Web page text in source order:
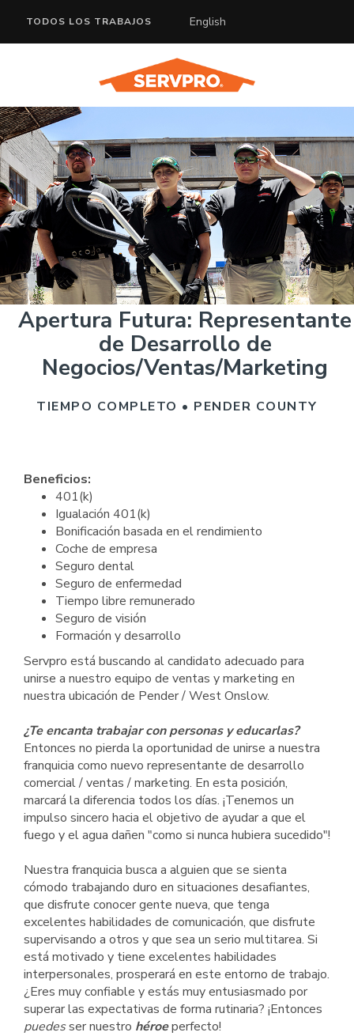
TODOS LOS TRABAJOS English
Apertura Futura: Representante
de Desarrollo de
Negocios/Ventas/Marketing
TIEMPO COMPLETO • PENDER COUNTY
Beneficios:
401(k)
Igualación 401(k)
Bonificación basada en el rendimiento
Coche de empresa
Seguro dental
Seguro de enfermedad
Tiempo libre remunerado
Seguro de visión
Formación y desarrollo
Servpro está buscando al candidato adecuado para
unirse a nuestro equipo de ventas y marketing en
nuestra ubicación de Pender / West Onslow.
¿Te encanta trabajar con personas y educarlas?
Entonces no pierda la oportunidad de unirse a nuestra
franquicia como nuevo representante de desarrollo
comercial / ventas / marketing. En esta posición,
marcará la diferencia todos los días. ¡Tenemos un
impulso sincero hacia el objetivo de ayudar a que el
fuego y el agua dañen "como si nunca hubiera sucedido"!
Nuestra franquicia busca a alguien que se sienta
cómodo trabajando duro en situaciones desafiantes,
que disfrute conocer gente nueva, que tenga
excelentes habilidades de comunicación, que disfrute
supervisando a otros y que sea un serio multitarea. Si
está motivado y tiene excelentes habilidades
interpersonales, prosperará en este entorno de trabajo.
¿Eres muy confiable y estás muy entusiasmado por
superar las expectativas de forma rutinaria? ¡Entonces
puedesser nuestro héroeperfecto!